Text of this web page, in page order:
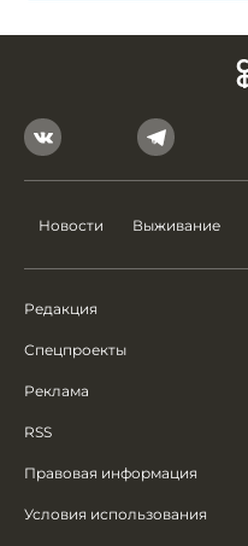
Новости Выживание
Редакция
Спецпроекты
Реклама
RSS
Правовая информация
Условия использования